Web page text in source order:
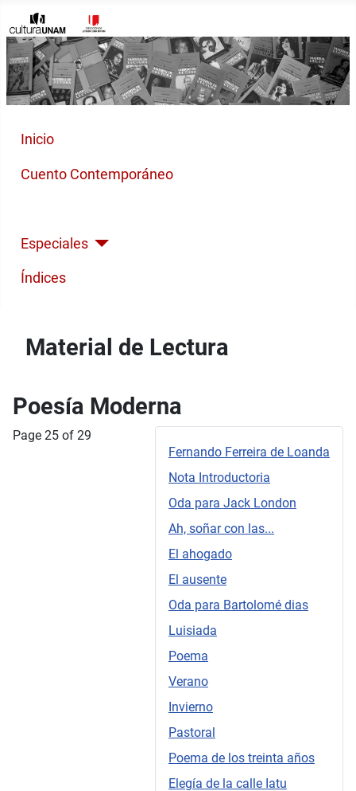
Inicio
Cuento Contemporáneo
Especiales
Índices
Material de Lectura
Poesía Moderna
Fernando Ferreira de Loanda
Nota Introductoria
Oda para Jack London
Ah, soñar con las...
El ahogado
El ausente
Oda para Bartolomé dias
Luisiada
Poema
Verano
Invierno
Pastoral
Poema de los treinta años
Elegía de la calle Iatu
Page 25 of 29